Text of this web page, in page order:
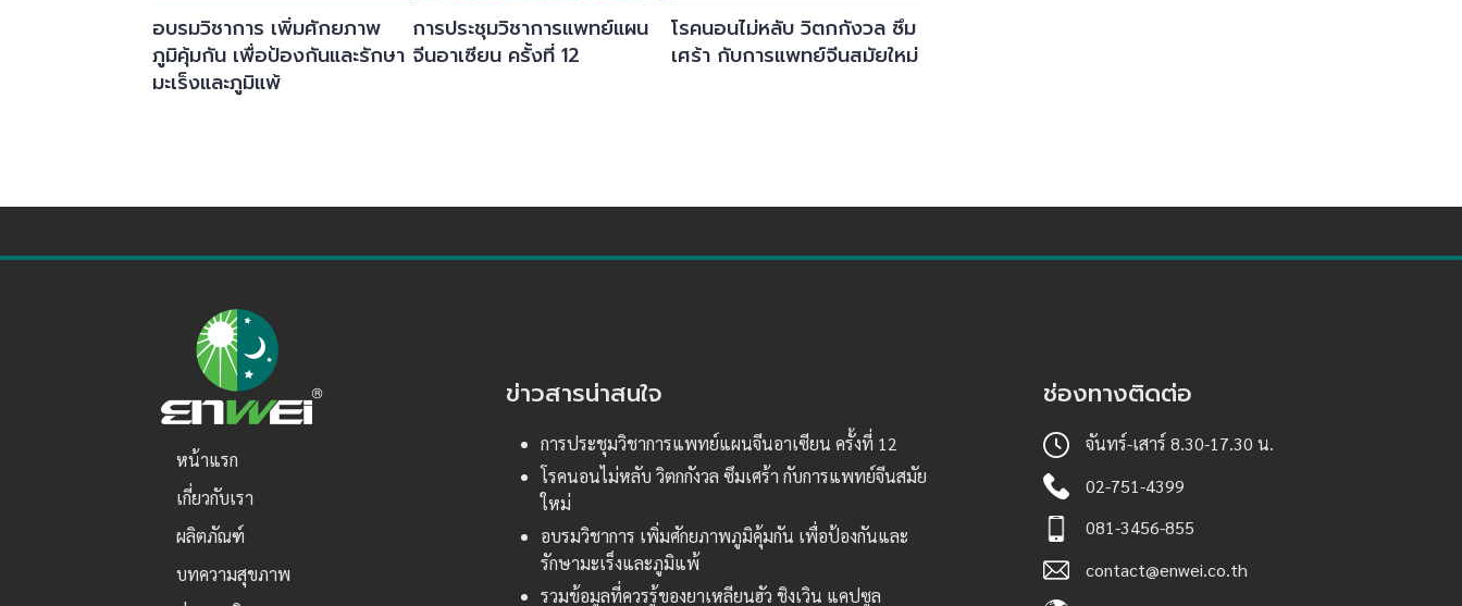
อบรมวิชาการ เพิ่มศักยภาพ
ภูมิคุ้มกัน เพื่อป้องกันและรักษา
มะเร็งและภูมิแพ้
การประชุมวิชาการแพทย์แผน
จีนอาเซียน ครั้งที่ 12
โรคนอนไม่หลับ วิตกกังวล ซึม
เศร้า กับการแพทย์จีนสมัยใหม่
หน้าแรก
เกี่ยวกับเรา
ผลิตภัณฑ์
บทความสุขภาพ
ข่าวสารน่าสนใจ
การประชุมวิชาการแพทย์แผนจีนอาเซียน ครั้งที่ 12
โรคนอนไม่หลับ วิตกกังวล ซึมเศร้า กับการแพทย์จีนสมัย
ใหม่
อบรมวิชาการ เพิ่มศักยภาพภูมิคุ้มกัน เพื่อป้องกันและ
รักษามะเร็งและภูมิแพ้
รวมข้อมูลที่ควรรู้ของยาเหลียนฮัว ชิงเวิน แคปซูล
ช่องทางติดต่อ
จันทร์-เสาร์ 8.30-17.30 น.
02-751-4399
081-3456-855
contact@enwei.co.th